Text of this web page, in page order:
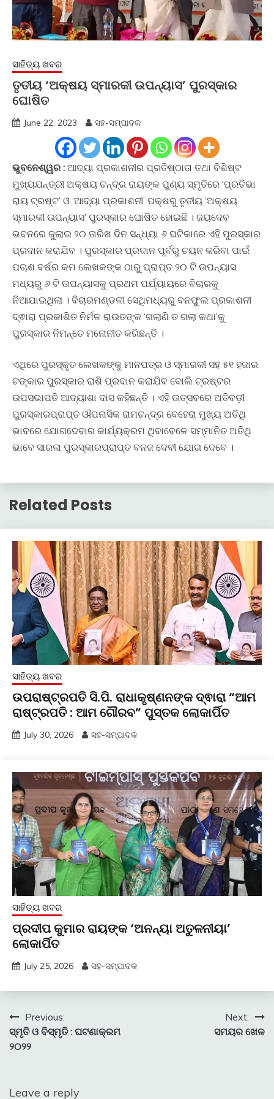
ସାହିତ୍ୟ ଖବର
ତୃତୀୟ ‘ଅକ୍ଷୟ ସ୍ମାରକୀ ଉପନ୍ୟାସ’ ପୁରସ୍କାର
ଘୋଷିତ
June 22, 2023 ସହ-ସମ୍ପାଦକ
ଭୁବନେଶ୍ୱର : ଆଦ୍ୟା ପ୍ରକାଶନୀର ପ୍ରତିଷ୍ଠାତା ତଥା ବିଶିଷ୍ଟ
ମୁଖ୍ୟଯନ୍ତ୍ରୀ ଅକ୍ଷୟ ଚନ୍ଦ୍ର ରାୟଙ୍କ ପୁଣ୍ୟ ସ୍ମୃତିରେ ‘ପ୍ରତିଭା
ରାୟ ଟ୍ରଷ୍ଟ’ ଓ ‘ଆଦ୍ୟା ପ୍ରକାଶନୀ’ ପକ୍ଷରୁ ତୃତୀୟ ‘ଅକ୍ଷୟ
ସ୍ମାରକୀ ଉପନ୍ୟାସ’ ପୁରସ୍କାର ଘୋଷିତ ହୋଇଛି । ଜୟଦେବ
ଭବନରେ ଜୁଲାଇ ୨୦ ତାରିଖ ଦିନ ସନ୍ଧ୍ୟା ୬ ଘଟିକାରେ ଏହି ପୁରସ୍କାର
ପ୍ରଦାନ କରାଯିବ । ପୁରସ୍କାର ପ୍ରଦାନ ପୂର୍ବରୁ ଚୟନ କରିବା ପାଇଁ
ପଚାଶ ବର୍ଷର କମ ଲେଖକଙ୍କ ଠାରୁ ପ୍ରାପ୍ତ ୨୦ ଟି ଉପନ୍ୟାସ
ମଧ୍ୟରୁ ୬ ଟି ଉପନ୍ୟାସକୁ ପ୍ରଥମ ପର୍ଯ୍ୟାୟରେ ବିଚାରକୁ
ନିଆଯାଇଥିଲା । ବିଚାରମଣ୍ଡଳୀ ସେଥିମଧ୍ୟରୁ ବନଫୁଲ ପ୍ରକାଶନୀ
ଦ୍ଵାରା ପ୍ରକାଶିତ ନିର୍ମଳ ରାଉତଙ୍କ ‘ଗଲାଣି ତ ଗଲା କଥା’କୁ
ପୁରସ୍କାର ନିମନ୍ତେ ମନୋନୀତ କରିଛନ୍ତି ।
ଏଥିରେ ପୁରସ୍କୃତ ଲେଖକଙ୍କୁ ମାନପତ୍ର ଓ ସ୍ମାରକୀ ସହ ୫୧ ହଜାର
ଟଙ୍କାର ପୁରସ୍କାର ରାଶି ପ୍ରଦାନ କରାଯିବ ବୋଲି ଟ୍ରଷ୍ଟର
ଉପସଭାପତି ଆଦ୍ୟାଶା ଦାସ କହିଛନ୍ତି । ଏହି ଉତ୍ସବରେ ଅତିବଡ଼ୀ
ପୁରସ୍କାରପ୍ରାପ୍ତ ଔପନାସିକ ରାମଚନ୍ଦ୍ର ବେହେରା ମୁଖ୍ୟ ଅତିଥି
ଭାବରେ ଯୋଗଦେବାର କାର୍ଯ୍ୟକ୍ରମ ଥିବାବେଳେ ସମ୍ମାନିତ ଅତିଥି
ଭାବେ ସାରଳା ପୁରସ୍କାରପ୍ରାପ୍ତ ବନଜ ଦେବୀ ଯୋଗ ଦେବେ ।
Related Posts
ସାହିତ୍ୟ ଖବର
ଉପରାଷ୍ଟ୍ରପତି ସି.ପି. ରାଧାକୃଷ୍ଣନଙ୍କ ଦ୍ଵାରା “ଆମ
ରାଷ୍ଟ୍ରପତି : ଆମ ଗୌରବ” ପୁସ୍ତକ ଲୋକାର୍ପିତ
July 30, 2026 ସହ-ସମ୍ପାଦକ
ସାହିତ୍ୟ ଖବର
ପ୍ରଦୀପ କୁମାର ରାୟଙ୍କ ‘ଅନନ୍ୟା ଅତୁଳନୀୟା’
ଲୋକାର୍ପିତ
July 25, 2026 ସହ-ସମ୍ପାଦକ
Post
navigation
Previous:
ସ୍ମୃତି ଓ ବିସ୍ମୃତି : ଘଟଣାକ୍ରମ
୨୦୨୨
Next:
ସମୟର ଖେଳ
Leave a reply